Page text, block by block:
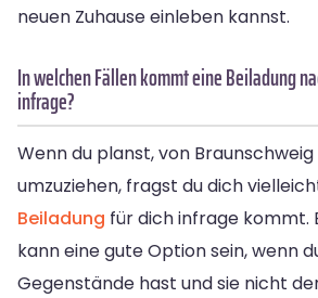
neuen Zuhause einleben kannst.
In welchen Fällen kommt eine Beiladung
infrage?
Wenn du planst, von
umzuziehen, fragst du dich
Beiladung für dich infrage kommt.
kann eine gute Option sein, wenn
Gegenstände hast und sie nicht